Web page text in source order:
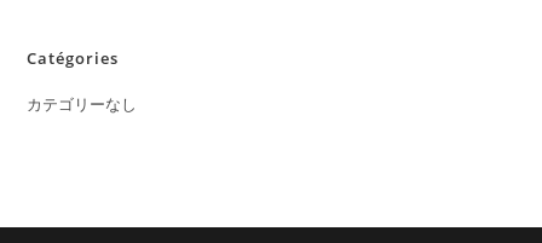
Catégories
カテゴリーなし